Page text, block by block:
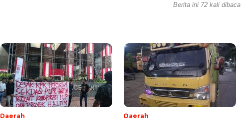
Berita ini 72 kali dibaca
Daerah Daerah